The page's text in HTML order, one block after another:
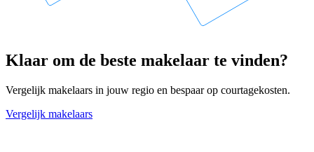
Klaar om de beste makelaar te vinden?
Vergelijk makelaars in jouw regio en bespaar op courtagekosten.
Vergelijk makelaars